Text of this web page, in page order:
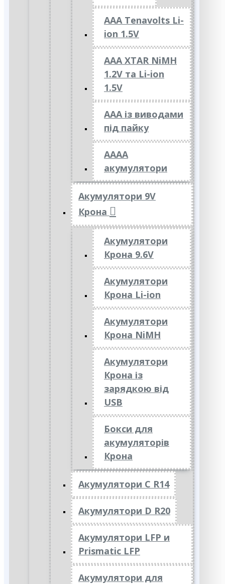
AAA Tenavolts Li-
ion 1.5V
AAA XTAR NiMH
1.2V та Li-ion
1.5V
ААА із виводами
під пайку
АААА
акумулятори
Акумулятори 9V
Крона
Акумулятори
Крона 9.6V
Акумулятори
Крона Li-ion
Акумулятори
Крона NiMH
Акумулятори
Крона із
зарядкою від
USB
Бокси для
акумуляторів
Крона
Акумулятори C R14
Акумулятори D R20
Акумулятори LFP и
Prismatic LFP
Акумулятори для